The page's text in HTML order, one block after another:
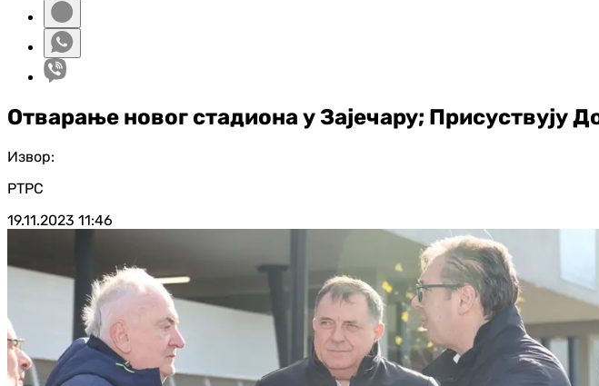
Отварање новог стадиона у Зајечару; Присуствују
Извор:
РТРС
19.11.2023 11:46